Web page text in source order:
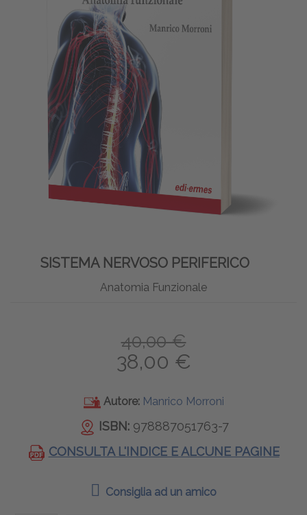
SISTEMA NERVOSO PERIFERICO
Anatomia Funzionale
40,00 €
38,00 €
Autore: Manrico Morroni
ISBN:978887051763-7
CONSULTA L'INDICE E ALCUNE PAGINE
Consiglia ad un amico